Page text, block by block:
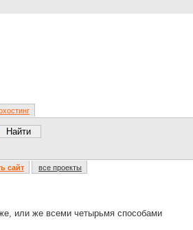
сайт все проекты
или же всеми четырьмя способами